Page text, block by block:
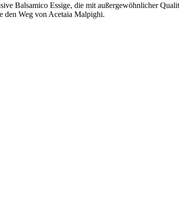
Balsamico Essige, die mit außergewöhnlicher
den Weg von Acetaia Malpighi.